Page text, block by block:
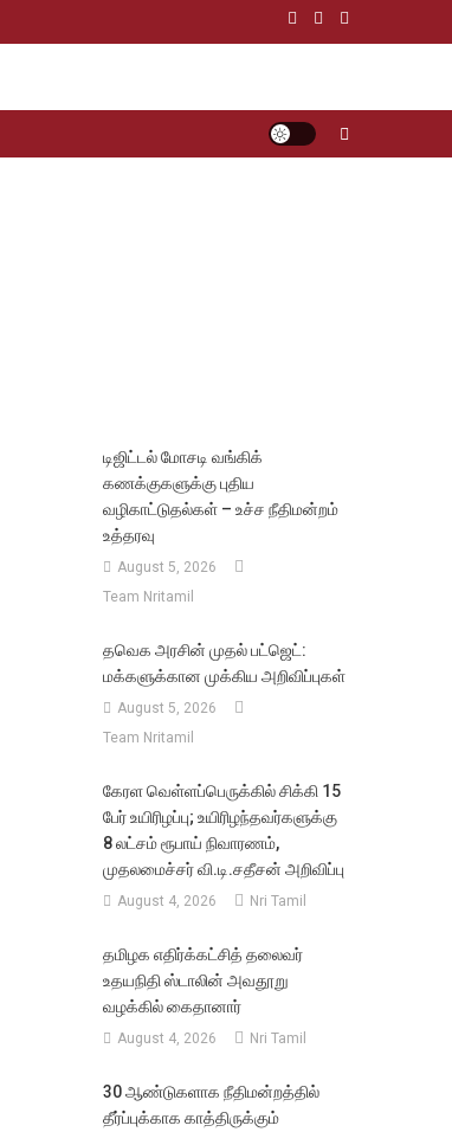
டிஜிட்டல் மோசடி வங்கிக்
கணக்குகளுக்கு புதிய
வழிகாட்டுதல்கள் – உச்ச நீதிமன்றம்
உத்தரவு
August 5, 2026
Team Nritamil
தவெக அரசின் முதல் பட்ஜெட்:
மக்களுக்கான முக்கிய அறிவிப்புகள்
August 5, 2026
Team Nritamil
கேரள வெள்ளப்பெருக்கில் சிக்கி 15
பேர் உயிரிழப்பு; உயிரிழந்தவர்களுக்கு
8 லட்சம் ரூபாய் நிவாரணம்,
முதலமைச்சர் வி.டி.சதீசன் அறிவிப்பு
August 4, 2026 Nri Tamil
தமிழக எதிர்க்கட்சித் தலைவர்
உதயநிதி ஸ்டாலின் அவதூறு
வழக்கில் கைதானார்
August 4, 2026 Nri Tamil
30 ஆண்டுகளாக நீதிமன்றத்தில்
தீர்ப்புக்காக காத்திருக்கும்